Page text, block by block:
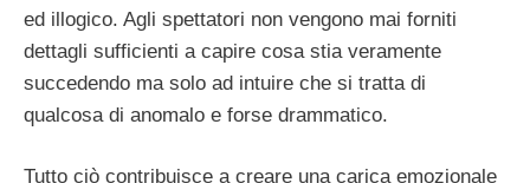
ed illogico. Agli spettatori non vengono mai forniti
dettagli sufficienti a capire cosa stia veramente
succedendo ma solo ad intuire che si tratta di
qualcosa di anomalo e forse drammatico.
Tutto ciò contribuisce a creare una carica emozionale